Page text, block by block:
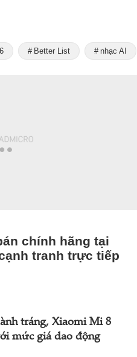
Better List nhạc AI
chính hãng tại
tranh trực tiếp
tráng, Xiaomi Mi 8
mức giá dao động